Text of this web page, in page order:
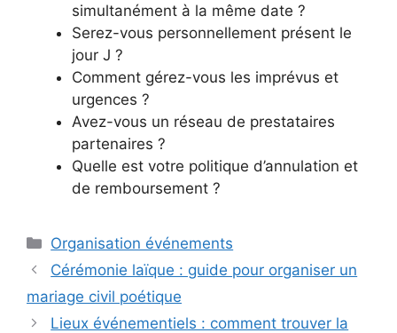
simultanément à la même date ?
Serez-vous personnellement présent le
jour J ?
Comment gérez-vous les imprévus et
urgences ?
Avez-vous un réseau de prestataires
partenaires ?
Quelle est votre politique d’annulation et
de remboursement ?
Categories
Organisation événements
Cérémonie laïque : guide pour organiser un
mariage civil poétique
Lieux événementiels : comment trouver la